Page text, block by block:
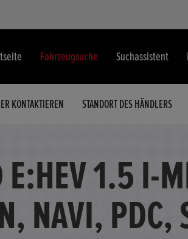
Fahrzeugsuche Suchassistent
KONTAKTIEREN STANDORT DES HÄNDLERS
1.5 I-
NAVI, PDC,